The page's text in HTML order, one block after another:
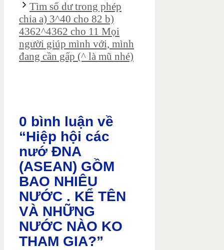
Tìm số dư trong phép
chia a) 3^40 cho 82 b)
4362^4362 cho 11 Mọi
người giúp mình với, mình
đang cần gấp (^ là mũ nhé)
0 bình luận về
“Hiệp hội các
nướ ĐNA
(ASEAN) GỒM
BAO NHIÊU
NƯỚC . KỂ TÊN
VÀ NHỮNG
NƯỚC NÀO KO
THAM GIA?”